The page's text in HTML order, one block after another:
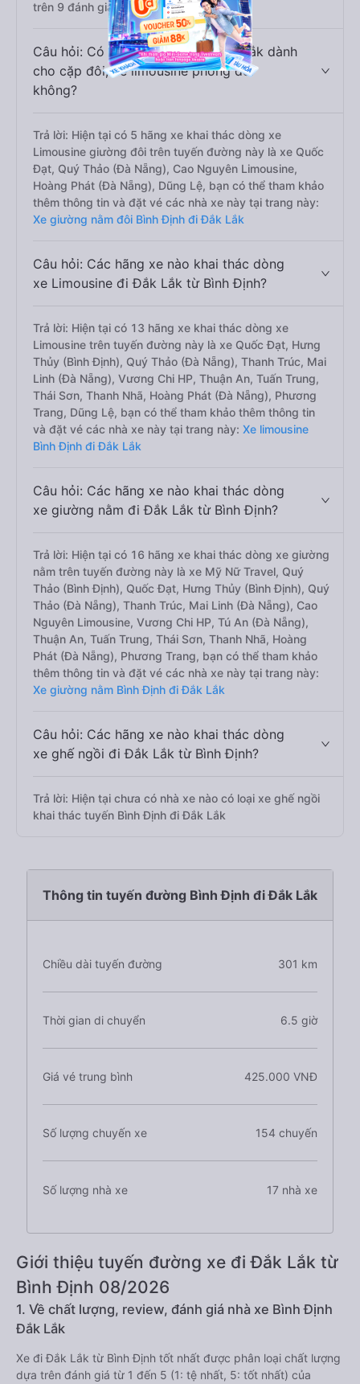
trên 9 đánh giá của khách hàng).
Câu hỏi: Có loại xe Bình Định Đắk Lắk dành
cho cặp đôi, xe limousine phòng đôi
không?
Trả lời: Hiện tại có 5 hãng xe khai thác dòng xe
Limousine giường đôi trên tuyến đường này là xe Quốc
Đạt, Quý Thảo (Đà Nẵng), Cao Nguyên Limousine,
Hoàng Phát (Đà Nẵng), Dũng Lệ, bạn có thể tham khảo
thêm thông tin và đặt vé các nhà xe này tại trang này:
Xe giường nằm đôi Bình Định đi Đắk Lắk
Câu hỏi: Các hãng xe nào khai thác dòng
xe Limousine đi Đắk Lắk từ Bình Định?
Trả lời: Hiện tại có 13 hãng xe khai thác dòng xe
Limousine trên tuyến đường này là xe Quốc Đạt, Hưng
Thủy (Bình Định), Quý Thảo (Đà Nẵng), Thanh Trúc, Mai
Linh (Đà Nẵng), Vương Chi HP, Thuận An, Tuấn Trung,
Thái Sơn, Thanh Nhã, Hoàng Phát (Đà Nẵng), Phương
Trang, Dũng Lệ, bạn có thể tham khảo thêm thông tin
và đặt vé các nhà xe này tại trang này: Xe limousine
Bình Định đi Đắk Lắk
Câu hỏi: Các hãng xe nào khai thác dòng
xe giường nằm đi Đắk Lắk từ Bình Định?
Trả lời: Hiện tại có 16 hãng xe khai thác dòng xe giường
nằm trên tuyến đường này là xe Mỹ Nữ Travel, Quý
Thảo (Bình Định), Quốc Đạt, Hưng Thủy (Bình Định), Quý
Thảo (Đà Nẵng), Thanh Trúc, Mai Linh (Đà Nẵng), Cao
Nguyên Limousine, Vương Chi HP, Tú An (Đà Nẵng),
Thuận An, Tuấn Trung, Thái Sơn, Thanh Nhã, Hoàng
Phát (Đà Nẵng), Phương Trang, bạn có thể tham khảo
thêm thông tin và đặt vé các nhà xe này tại trang này:
Xe giường nằm Bình Định đi Đắk Lắk
Câu hỏi: Các hãng xe nào khai thác dòng
xe ghế ngồi đi Đắk Lắk từ Bình Định?
Trả lời: Hiện tại chưa có nhà xe nào có loại xe ghế ngồi
khai thác tuyến Bình Định đi Đắk Lắk
Thông tin tuyến đường Bình Định đi Đắk Lắk
Chiều dài tuyến đường 301 km
Thời gian di chuyển 6.5 giờ
Giá vé trung bình 425.000 VNĐ
Số lượng chuyến xe 154 chuyến
Số lượng nhà xe 17 nhà xe
Giới thiệu tuyến đường xe đi Đắk Lắk từ
Bình Định 08/2026
1. Về chất lượng, review, đánh giá nhà xe Bình Định
Đắk Lắk
Xe đi Đắk Lắk từ Bình Định tốt nhất được phân loại chất lượng
dựa trên đánh giá từ 1 đến 5 (1: tệ nhất, 5: tốt nhất) của